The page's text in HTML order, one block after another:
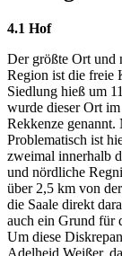
4.1 Hof
Der größte Ort und
Region ist die freie
Siedlung hieß um
wurde dieser Ort im
Rekkenze genannt.
Problematisch ist
zweimal innerhalb
und nördliche
über 2,5 km von
die Saale direkt
auch ein Grund für
Um diese